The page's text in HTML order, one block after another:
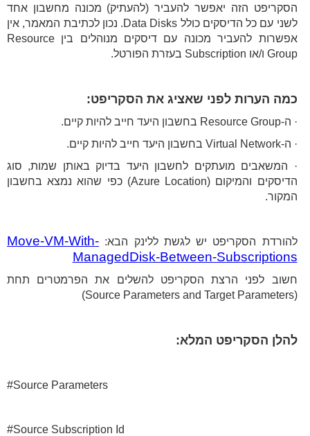
הסקריפט הזה יאפשר להעביר (להעתיק) מכונה מחשבון אחד
לשני עם כל הדיסקים כולל Data Disks. נכון לכתיבת המאמר, אין
אפשרות להעביר מכונה עם דיסקים מנוהלים בין Resource
Group ו/או Subscription בעזרת הפורטל.
כמה הערות לפני שאציג את הסקריפט:
· ה-Resource Group בחשבון היעד חייב להיות קיים.
· ה-Virtual Network בחשבון היעד חייב להיות קיים.
· המשאבים מועתקים לחשבון היעד בדיוק באותן שמות, סוג
הדיסקים והמיקום (Azure Location) כפי שהוא נמצא בחשבון
המקור.
להורדת הסקריפט יש לגשת ללינק הבא: Move-VM-With-
ManagedDisk-Between-Subscriptions
חשוב לפני הרצת הסקריפט להשלים את הפרמטרים תחת
(Source Parameters and Target Parameters)
להלן הסקריפט המלא:
#Source Parameters
#Source Subscription Id